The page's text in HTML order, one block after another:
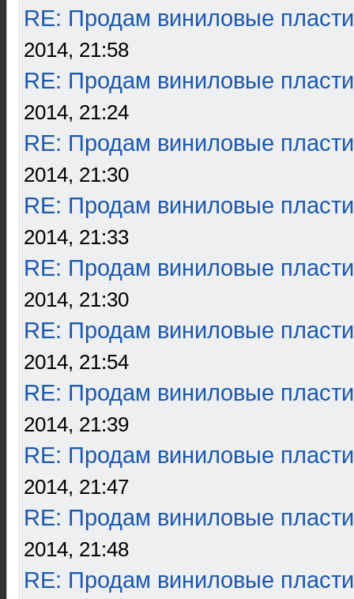
RE: Продам виниловые
2014, 21:58
RE: Продам виниловые
2014, 21:24
RE: Продам виниловые
2014, 21:30
RE: Продам виниловые
2014, 21:33
RE: Продам виниловые
2014, 21:30
RE: Продам виниловые
2014, 21:54
RE: Продам виниловые
2014, 21:39
RE: Продам виниловые
2014, 21:47
RE: Продам виниловые
2014, 21:48
RE: Продам виниловые